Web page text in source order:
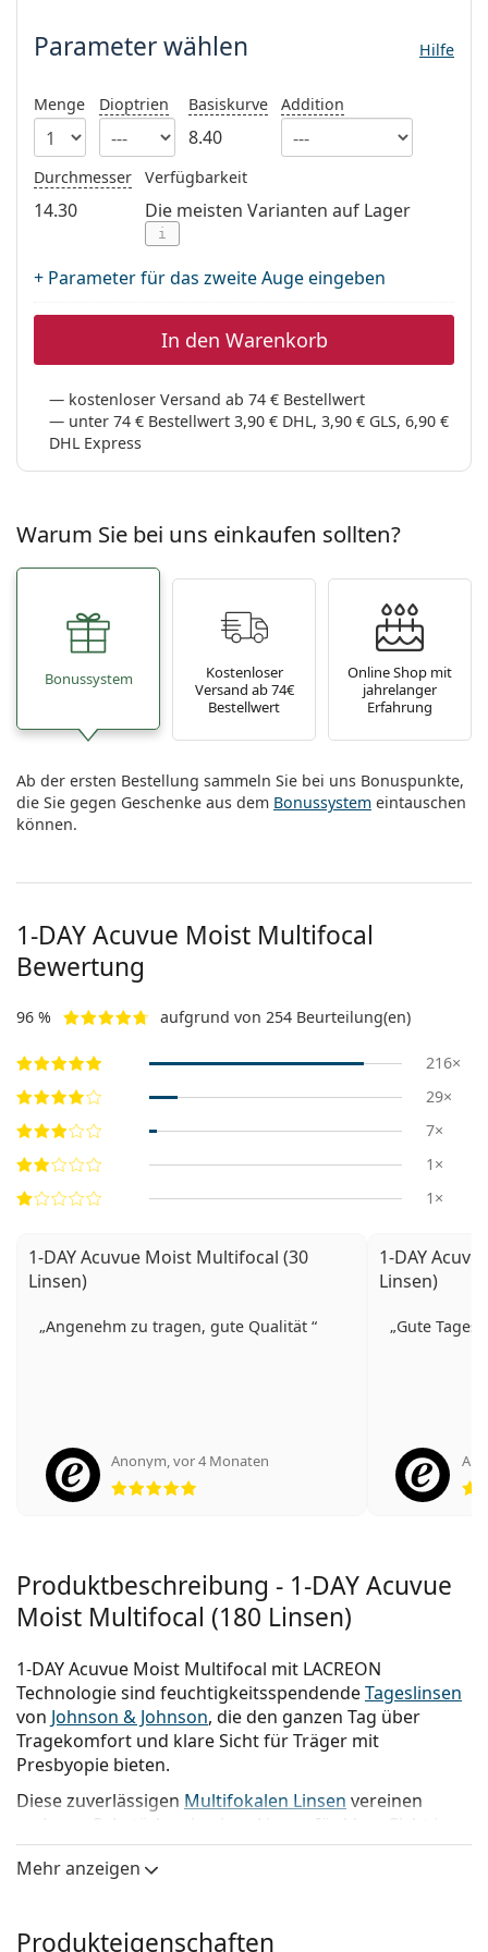
Prada
Alle Marken
Parameter wählen Hilfe
Menge Dioptrien Basiskurve
8.40
Addition
Durchmesser
14.30
Verfügbarkeit
Die meisten Varianten auf Lager
i
+ Parameter für das zweite Auge eingeben
In den Warenkorb
kostenloser Versand ab 74 € Bestellwert
unter 74 € Bestellwert 3,90 € DHL, 3,90 € GLS, 6,90 €
DHL Express
Warum Sie bei uns einkaufen sollten?
Bonussystem
Kostenloser
Versand ab 74€
Bestellwert
Online Shop mit
jahrelanger
Erfahrung
Ab der ersten Bestellung sammeln Sie bei uns Bonuspunkte,
die Sie gegen Geschenke aus dem Bonussystem eintauschen
können.
1-DAY Acuvue Moist Multifocal
Bewertung
96 % aufgrund von 254 Beurteilung(en)
216×
29×
7×
1×
1×
1-DAY Acuvue Moist Multifocal (30
Linsen)
Angenehm zu tragen, gute Qualität
Anonym,vor 4 Monaten
1-DAY
Linsen)
Gute
Produktbeschreibung - 1-DAY Acuvue
Moist Multifocal (180 Linsen)
1-DAY Acuvue Moist Multifocal mit LACREON
Technologie sind feuchtigkeitsspendendeTageslinsen
von Johnson & Johnson, die den ganzen Tag über
Tragekomfort und klare Sicht für Träger mit
Presbyopie bieten.
Diese zuverlässigen Multifokalen Linsen vereinen
mehrere Sehstärken in einer Linse - für klare Sicht in
der Nähe, in der Ferne und dazwischen. Erleben Sie
den Komfort von Tageslinsen mit Werten, die Ihren
Mehr anzeigen
Produkteigenschaften